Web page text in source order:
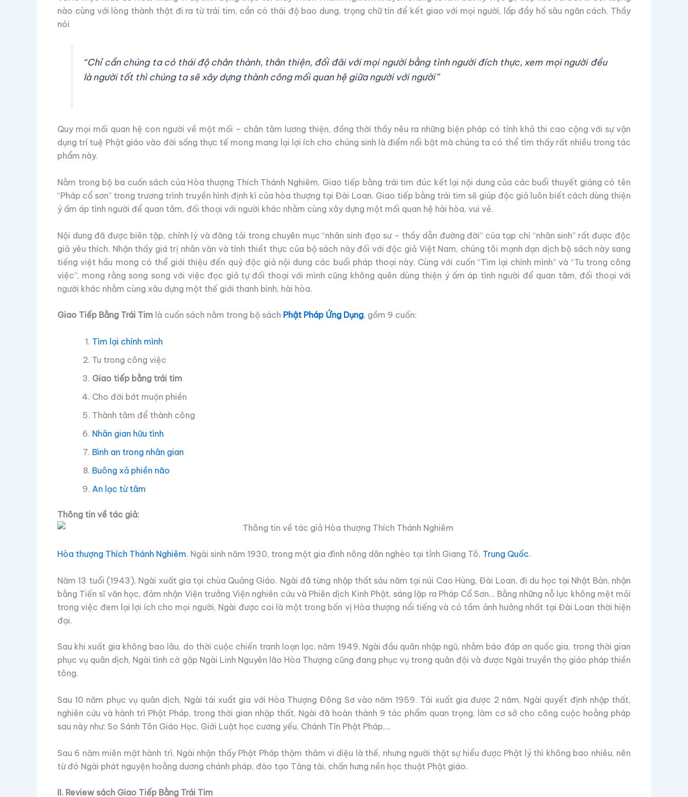
nào cùng với lòng thành thật đi ra từ trái tim, cần có thái độ bao dung, trọng chữ tín để kết giao với mọi người, lấp đầy hố sâu ngăn cách. Thầy
nói
“Chỉ cần chúng ta có thái độ chân thành, thân thiện, đối đãi với mọi người bằng tình người đích thực, xem mọi người đều
là người tốt thì chúng ta sẽ xây dựng thành công mối quan hệ giữa người với người”
Quy mọi mối quan hệ con người về một mối – chân tâm lương thiện, đồng thời thầy nêu ra những biện pháp có tính khả thi cao cộng với sự vận
dụng trí tuệ Phật giáo vào đời sống thực tế mong mang lại lợi ích cho chúng sinh là điểm nổi bật mà chúng ta có thể tìm thấy rất nhiều trong tác
phẩm này.
Nằm trong bộ ba cuốn sách của Hòa thượng Thích Thánh Nghiêm, Giao tiếp bằng trái tim đúc kết lại nội dung của các buổi thuyết giảng có tên
“Pháp cổ sơn” trong trương trình truyền hình định kì của hòa thượng tại Đài Loan. Giao tiếp bằng trái tim sẽ giúp độc giả luôn biết cách dùng thiện
ý ấm áp tình người để quan tâm, đối thoại với người khác nhằm cùng xây dựng một mối quan hệ hài hòa, vui vẻ.
Nội dung đã được biên tập, chỉnh lý và đăng tải trong chuyên mục “nhân sinh đạo sư – thầy dẫn đường đời” của tạp chí “nhân sinh” rất được độc
giả yêu thích. Nhận thấy giá trị nhân văn và tính thiết thực của bộ sách này đối với độc giả Việt Nam, chúng tôi mạnh dạn dịch bộ sách này sang
tiếng việt hầu mong có thể giới thiệu đến quý độc giả nội dung các buổi pháp thoại này. Cùng với cuốn “Tìm lại chính mình” và “Tu trong công
việc”, mong rằng song song với việc đọc giả tự đối thoại với mình cũng không quên dùng thiện ý ấm áp tình người để quan tâm, đối thoại với
người khác nhằm cùng xâu dựng một thế giới thanh bình, hài hòa.
Giao Tiếp Bằng Trái Tim là cuốn sách nằm trong bộ sách Phật Pháp Ứng Dụng, gồm 9 cuốn:
Tìm lại chính mình
Tu trong công việc
Giao tiếp bằng trái tim
Cho đời bớt muộn phiền
Thành tâm để thành công
Nhân gian hữu tình
Bình an trong nhân gian
Buông xả phiền não
An lạc từ tâm
Thông tin về tác giả:
Hòa thượng Thích Thánh Nghiêm. Ngài sinh năm 1930, trong một gia đình nông dân nghèo tại tỉnh Giang Tô, Trung Quốc.
Năm 13 tuổi (1943), Ngài xuất gia tại chùa Quảng Giáo. Ngài đã từng nhập thất sáu năm tại núi Cao Hùng, Đài Loan, đi du học tại Nhật Bản, nhận
bằng Tiến sĩ văn học, đảm nhận Viện trưởng Viện nghiên cứu và Phiên dịch Kinh Phật, sáng lập ra Pháp Cổ Sơn… Bằng những nỗ lực không mệt mỏi
trong việc đem lại lợi ích cho mọi người, Ngài được coi là một trong bốn vị Hòa thượng nổi tiếng và có tầm ảnh hưởng nhất tại Đài Loan thời hiện
đại.
Sau khi xuất gia không bao lâu, do thời cuộc chiến tranh loạn lạc, năm 1949, Ngài đầu quân nhập ngũ, nhằm báo đáp ơn quốc gia, trong thời gian
phục vụ quân dịch, Ngài tình cờ gặp Ngài Linh Nguyên lão Hòa Thượng cũng đang phục vụ trong quân đội và được Ngài truyền thọ giáo pháp thiền
tông.
Sau 10 năm phục vụ quân dịch, Ngài tái xuất gia với Hòa Thượng Đông Sơ vào năm 1959. Tái xuất gia được 2 năm, Ngài quyết định nhập thất,
nghiên cứu và hành trì Phật Pháp, trong thời gian nhập thất, Ngài đã hoàn thành 9 tác phẩm quan trọng, làm cơ sở cho công cuộc hoằng pháp
sau này như: So Sánh Tôn Giáo Học, Giới Luật học cương yếu, Chánh Tín Phật Pháp….
Sau 6 năm miên mật hành trì, Ngài nhận thấy Phật Pháp thậm thâm vi diệu là thế, nhưng người thật sự hiểu được Phật lý thì không bao nhiêu, nên
từ đó Ngài phát nguyện hoằng dương chánh pháp, đào tạo Tăng tài, chấn hưng nền học thuật Phật giáo.
II. Review sách Giao Tiếp Bằng Trái Tim